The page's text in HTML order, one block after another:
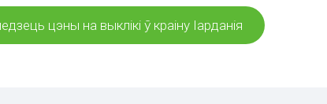
цэны на выклікі ў краіну Іарданія